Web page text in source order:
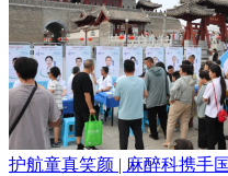
护航童真笑颜 | 麻醉科携手